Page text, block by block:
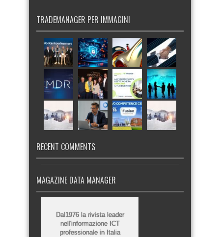
TRADEMANAGER PER IMMAGINI
RECENT COMMENTS
MAGAZINE DATA MANAGER
Dal1976 la rivista leader
nell'informazione ICT
professionale in Italia